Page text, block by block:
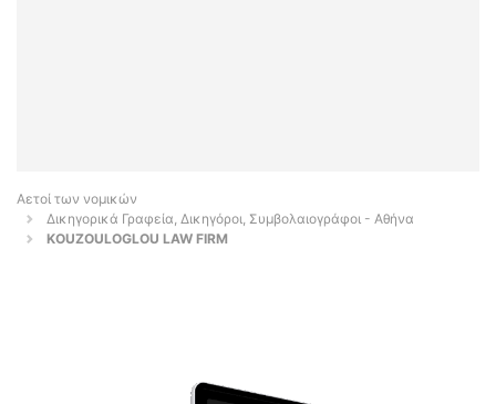
Αετοί των νομικών
Δικηγορικά Γραφεία, Δικηγόροι, Συμβολαιογράφοι - Αθήνα
KOUZOULOGLOU LAW FIRM